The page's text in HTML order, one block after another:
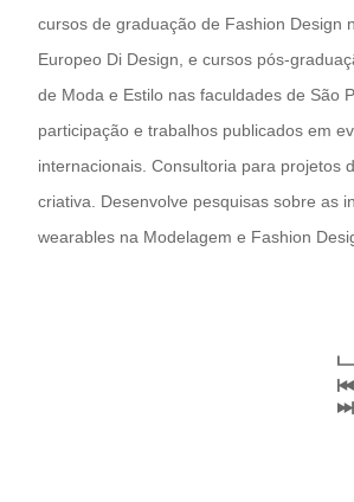
cursos de graduação de Fashion Design
Europeo Di Design, e cursos pós-
de Moda e Estilo nas faculdades de São
participação e trabalhos publicados em
internacionais. Consultoria para projetos
criativa. Desenvolve pesquisas sobre as interações de
wearables na Modelagem e Fashion